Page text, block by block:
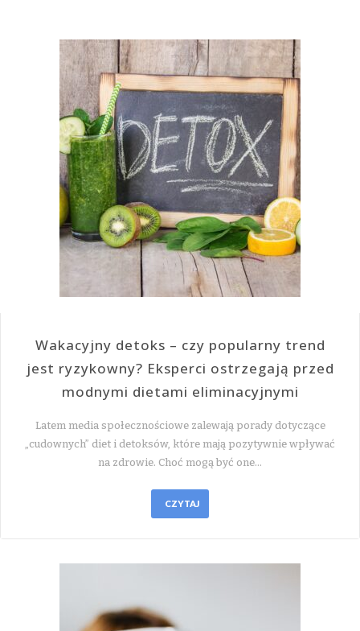
Wakacyjny detoks – czy popularny trend
jest ryzykowny? Eksperci ostrzegają przed
modnymi dietami eliminacyjnymi
Latem media społecznościowe zalewają porady dotyczące
„cudownych” diet i detoksów, które mają pozytywnie wpływać
na zdrowie. Choć mogą być one…
CZYTAJ